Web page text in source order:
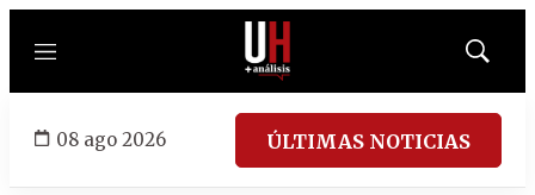
Menú
Mostrar
08 ago 2026 ÚLTIMAS NOTICIAS